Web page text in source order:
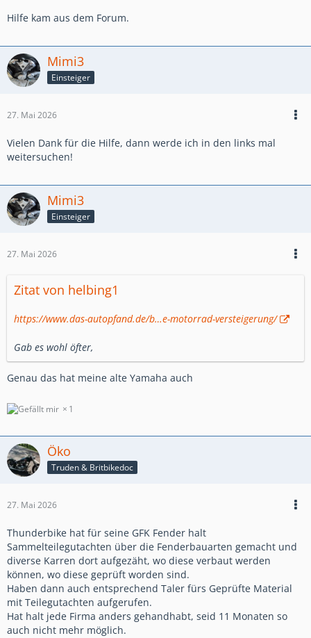
Hilfe kam aus dem Forum.
Mimi3
Einsteiger
27. Mai 2026
Vielen Dank für die Hilfe, dann werde ich in den links mal
weitersuchen!
Mimi3
Einsteiger
27. Mai 2026
Zitat von helbing1
https://www.das-autopfand.de/b…e-motorrad-versteigerung/
Gab es wohl öfter,
Genau das hat meine alte Yamaha auch
1
Öko
Truden & Britbikedoc
27. Mai 2026
Thunderbike hat für seine GFK Fender halt
Sammelteilegutachten über die Fenderbauarten gemacht und
diverse Karren dort aufgezäht, wo diese verbaut werden
können, wo diese geprüft worden sind.
Haben dann auch entsprechend Taler fürs Geprüfte Material
mit Teilegutachten aufgerufen.
Hat halt jede Firma anders gehandhabt, seid 11 Monaten so
auch nicht mehr möglich.